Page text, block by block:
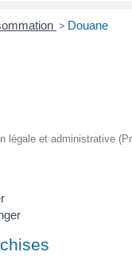
> Douane
légale et administrative